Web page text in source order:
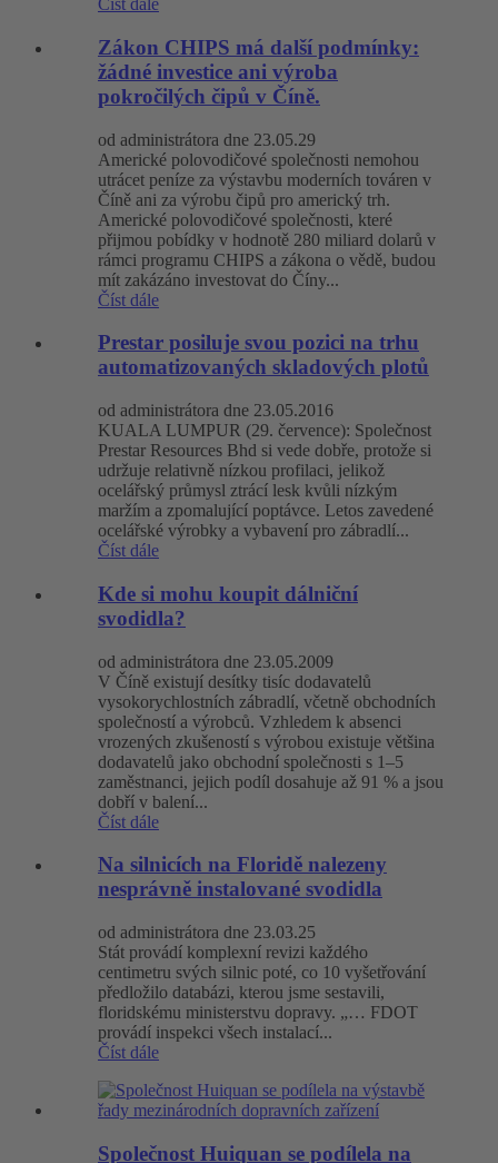
Číst dále
Zákon CHIPS má další podmínky:
žádné investice ani výroba
pokročilých čipů v Číně.
od administrátora dne 23.05.29
Americké polovodičové společnosti nemohou
utrácet peníze za výstavbu moderních továren v
Číně ani za výrobu čipů pro americký trh.
Americké polovodičové společnosti, které
přijmou pobídky v hodnotě 280 miliard dolarů v
rámci programu CHIPS a zákona o vědě, budou
mít zakázáno investovat do Číny...
Číst dále
Prestar posiluje svou pozici na trhu
automatizovaných skladových plotů
od administrátora dne 23.05.2016
KUALA LUMPUR (29. července): Společnost
Prestar Resources Bhd si vede dobře, protože si
udržuje relativně nízkou profilaci, jelikož
ocelářský průmysl ztrácí lesk kvůli nízkým
maržím a zpomalující poptávce. Letos zavedené
ocelářské výrobky a vybavení pro zábradlí...
Číst dále
Kde si mohu koupit dálniční
svodidla?
od administrátora dne 23.05.2009
V Číně existují desítky tisíc dodavatelů
vysokorychlostních zábradlí, včetně obchodních
společností a výrobců. Vzhledem k absenci
vrozených zkušeností s výrobou existuje většina
dodavatelů jako obchodní společnosti s 1–5
zaměstnanci, jejich podíl dosahuje až 91 % a jsou
dobří v balení...
Číst dále
Na silnicích na Floridě nalezeny
nesprávně instalované svodidla
od administrátora dne 23.03.25
Stát provádí komplexní revizi každého
centimetru svých silnic poté, co 10 vyšetřování
předložilo databázi, kterou jsme sestavili,
floridskému ministerstvu dopravy. „… FDOT
provádí inspekci všech instalací...
Číst dále
Společnost Huiquan se podílela na